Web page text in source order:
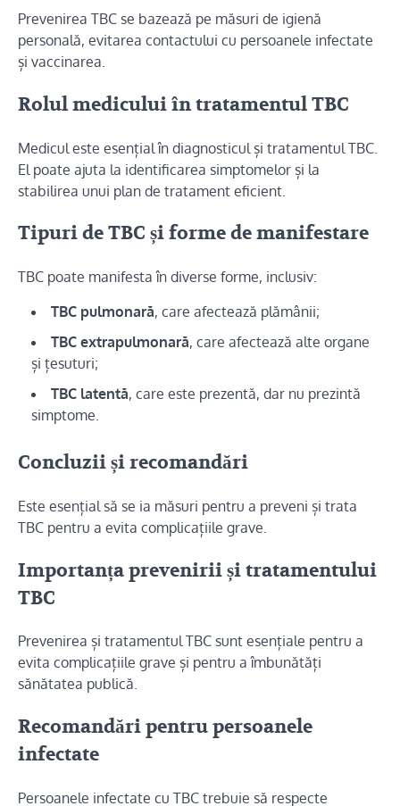
Prevenirea TBC se bazează pe măsuri de igienă
personală, evitarea contactului cu persoanele infectate
și vaccinarea.
Rolul medicului în tratamentul TBC
Medicul este esențial în diagnosticul și tratamentul TBC.
El poate ajuta la identificarea simptomelor și la
stabilirea unui plan de tratament eficient.
Tipuri de TBC și forme de manifestare
TBC poate manifesta în diverse forme, inclusiv:
TBC pulmonară, care afectează plămânii;
TBC extrapulmonară, care afectează alte organe
și țesuturi;
TBC latentă, care este prezentă, dar nu prezintă
simptome.
Concluzii și recomandări
Este esențial să se ia măsuri pentru a preveni și trata
TBC pentru a evita complicațiile grave.
Importanța prevenirii și tratamentului
TBC
Prevenirea și tratamentul TBC sunt esențiale pentru a
evita complicațiile grave și pentru a îmbunătăți
sănătatea publică.
Recomandări pentru persoanele
infectate
Persoanele infectate cu TBC trebuie să respecte